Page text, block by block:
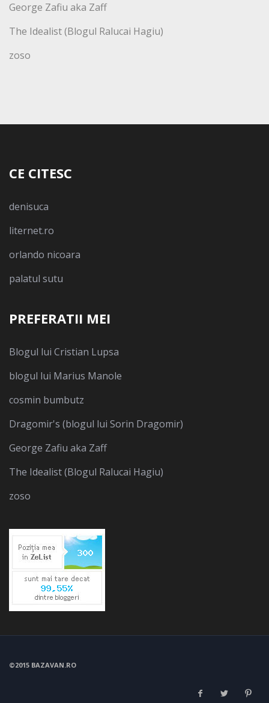
George Zafiu aka Zaff
The Idealist (Blogul Ralucai Hagiu)
zoso
CE CITESC
denisuca
liternet.ro
orlando nicoara
palatul sutu
PREFERATII MEI
Blogul lui Cristian Lupsa
blogul lui Marius Manole
cosmin bumbutz
Dragomir's (blogul lui Sorin Dragomir)
George Zafiu aka Zaff
The Idealist (Blogul Ralucai Hagiu)
zoso
©2015 BAZAVAN.RO